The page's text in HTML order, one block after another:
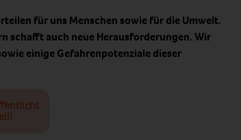
für uns Menschen sowie für die Umwelt.
schafft auch neue Herausforderungen. Wir
einige Gefahrenpotenziale dieser